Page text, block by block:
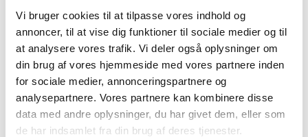
Vi bruger cookies til at tilpasse vores indhold og
annoncer, til at vise dig funktioner til sociale medier og til
at analysere vores trafik. Vi deler også oplysninger om
din brug af vores hjemmeside med vores partnere inden
for sociale medier, annonceringspartnere og
analysepartnere. Vores partnere kan kombinere disse
data med andre oplysninger, du har givet dem, eller som
de har indsamlet fra din brug af deres tjenester.
HVOR KAN DET KØBES
DOWNLOAD BROCHURE KONTAKT OS